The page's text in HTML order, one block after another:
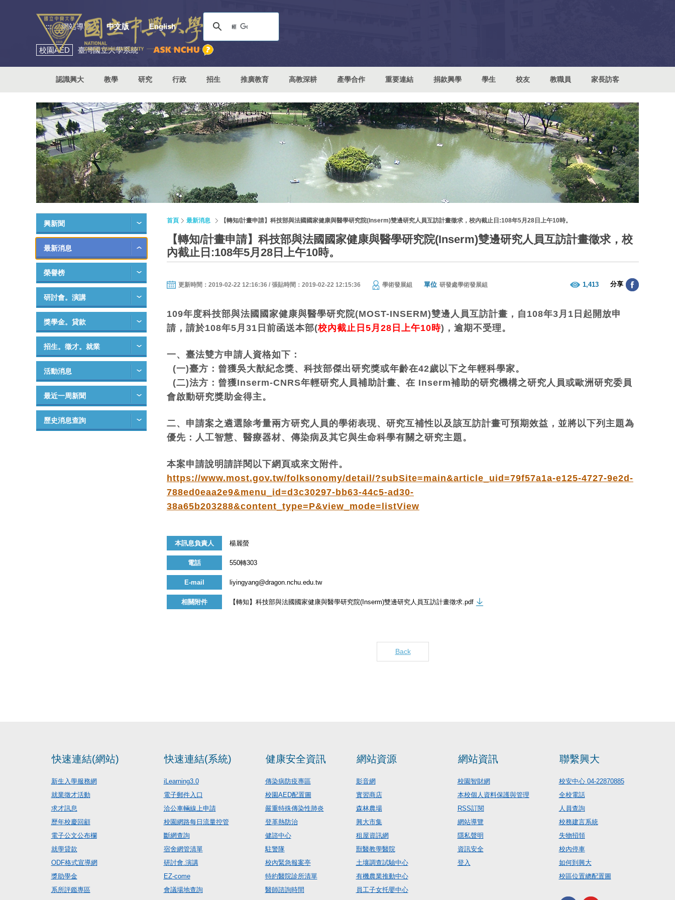
::: 網站導覽 中文版 English
校園AED 臺灣國立大學系統
認識興大 教學 研究 行政 招生 推廣教育 高教深耕 產學合作 重要連結 捐款興學 學生 校友 教職員 家長訪客
興新聞
最新消息
榮譽榜
研討會。演講
獎學金。貸款
招生。徵才。就業
活動消息
最近一周新聞
歷史消息查詢
首頁 最新消息 【轉知/計畫申請】科技部與法國國家健康與醫學研究院(Inserm)雙邊研究人員互訪計畫徵求，校內截止日:108年5月28日上午10時。
【轉知/計畫申請】科技部與法國國家健康與醫學研究院(Inserm)雙邊研究人員互訪計畫徵求，校
內截止日:108年5月28日上午10時。
更新時間：2019-02-22 12:16:36 / 張貼時間：2019-02-22 12:15:36 學術發展組 單位 研發處學術發展組 1,413 分享
109年度科技部與法國國家健康與醫學研究院(MOST-INSERM)雙邊人員互訪計畫，自108年3月1日起開放申
請，請於108年5月31日前函送本部(校內截止日5月28日上午10時)，逾期不受理。
一、臺法雙方申請人資格如下：
(一)臺方：曾獲吳大猷紀念獎、科技部傑出研究獎或年齡在42歲以下之年輕科學家。
(二)法方：曾獲Inserm-CNRS年輕研究人員補助計畫、在 Inserm補助的研究機構之研究人員或歐洲研究委員
會啟動研究獎助金得主。
二、申請案之遴選除考量兩方研究人員的學術表現、研究互補性以及該互訪計畫可預期效益，並將以下列主題為
優先：人工智慧、醫療器材、傳染病及其它與生命科學有關之研究主題。
本案申請說明請詳閱以下網頁或來文附件。
https://www.most.gov.tw/folksonomy/detail/?subSite=main&article_uid=79f57a1a-e125-4727-9e2d-
788ed0eaa2e9&menu_id=d3c30297-bb63-44c5-ad30-
38a65b203288&content_type=P&view_mode=listView
本訊息負責人 楊麗螢
電話 550轉303
E-mail liyingyang@dragon.nchu.edu.tw
相關附件 【轉知】科技部與法國國家健康與醫學研究院(Inserm)雙邊研究人員互訪計畫徵求.pdf
Back
快速連結(網站)
新生入學服務網
就業徵才活動
求才訊息
歷年校慶回顧
電子公文公布欄
就學貸款
ODF格式宣導網
獎助學金
系所評鑑專區
快速連結(系統)
iLearning3.0
電子郵件入口
洽公車輛線上申請
校園網路每日流量控管
斷網查詢
宿舍網管清單
研討會.演講
EZ-come
會議場地查詢
健康安全資訊
傳染病防疫專區
校園AED配置圖
嚴重特殊傳染性肺炎
登革熱防治
健諮中心
駐警隊
校內緊急報案亭
特約醫院診所清單
醫師諮詢時間
網站資源
影音網
實習商店
森林農場
興大市集
租屋資訊網
獸醫教學醫院
土壤調查試驗中心
有機農業推動中心
員工子女托嬰中心
網站資訊
校園智財網
本校個人資料保護與管理
RSS訂閱
網站導覽
隱私聲明
資訊安全
登入
聯繫興大
校安中心 04-22870885
全校電話
人員查詢
校務建言系統
失物招領
校內停車
如何到興大
校區位置總配置圖